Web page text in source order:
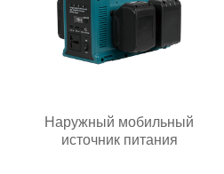
Наружный мобильный
источник питания